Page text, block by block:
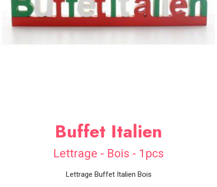
SOIRÉE
OCCASIONS
SPÉCIALES
Buffet Italien
Lettrage - Bois - 1pcs
Lettrage Buffet Italien Bois